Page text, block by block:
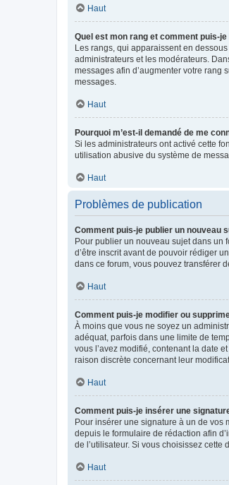
Haut
Quel est mon rang et comment puis-
Les rangs, qui apparaissent en
administrateurs et les modérateurs.
messages afin d’augmenter votre rang
messages.
Haut
Pourquoi m’est-il demandé de me
Si les administrateurs ont activé cette
utilisation abusive du système de
Haut
Problèmes de publication
Comment puis-je publier un nouveau
Pour publier un nouveau sujet dans un
d’être inscrit avant de pouvoir rédiger
dans ce forum, vous pouvez transférer
Haut
Comment puis-je modifier ou
À moins que vous ne soyez un
adéquat, parfois dans une limite de
vous l’avez modifié, contenant la date
raison discrète concernant leur
Haut
Comment puis-je insérer une
Pour insérer une signature à un de vos
depuis le formulaire de rédaction afin
de l’utilisateur. Si vous choisissez
Haut